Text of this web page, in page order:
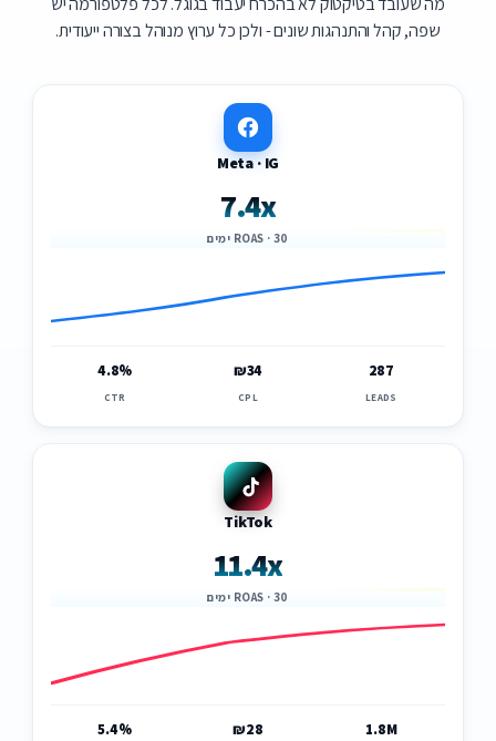
שפה, קהל והתנהגות שונים - ולכן כל ערוץ מנוהל בצורה ייעודית.
Meta · IG
7.4x
ROAS · 30 ימים
287
LEADS
₪34
CPL
4.8%
CTR
TikTok
11.4x
ROAS · 30 ימים
1.8M
₪28
5.4%